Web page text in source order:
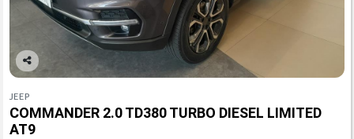
Co
arti
lhe
JEEP
COMMANDER 2.0 TD380 TURBO DIESEL LIMITED
AT9